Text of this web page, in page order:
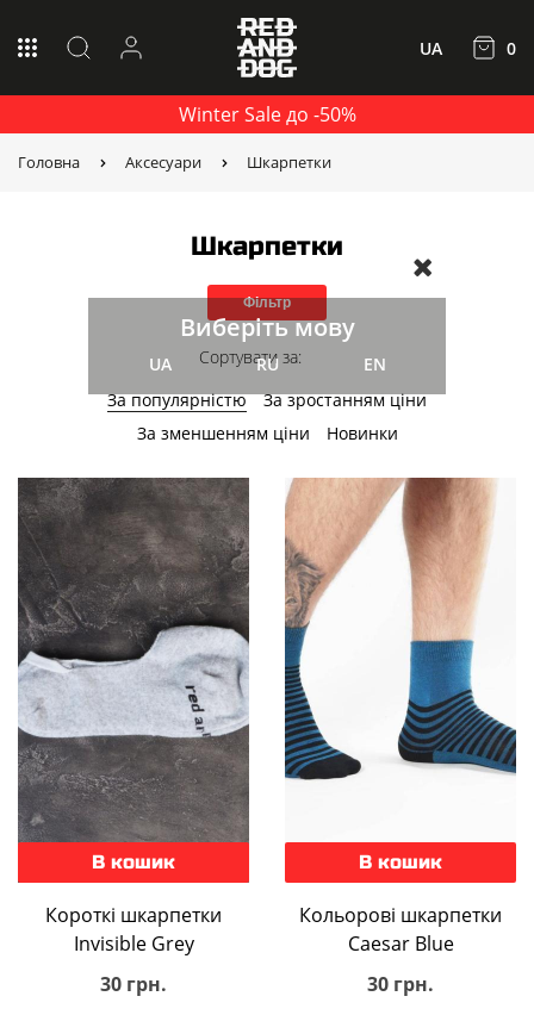
Winter Sale до -50%
UA 0
Головна Аксесуари Шкарпетки
Шкарпетки
Фільтр
Сортувати за:
За популярністю
За зростанням ціни
За зменшенням ціни
Новинки
В кошик
Короткі шкарпетки
Invisible Grey
30 грн.
В кошик
Кольорові шкарпетки
Caesar Blue
30 грн.
Виберіть мову
UA RU EN